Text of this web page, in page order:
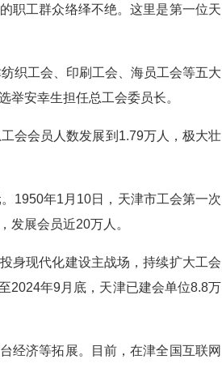
职工群众络绎不绝。这里是第一位天
织工会、印刷工会、海员工会等五大
举安幸生担任总工会委员长。
会会员人数发展到1.79万人，极大壮
1950年1月10日，天津市工会第一次
发展会员近20万人。
身现代化建设主战场，持续扩大工会
2024年9月底，天津已建会单位8.8万
经济等拓展。目前，在津全国互联网